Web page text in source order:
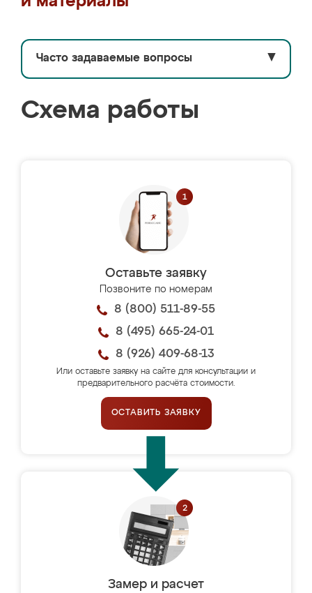
Часто задаваемые вопросы ▼
Схема работы
Оставьте заявку
Позвоните по номерам
8 (800) 511-89-55
8 (495) 665-24-01
8 (926) 409-68-13
Или оставьте заявку на сайте для консультации и
предварительного расчёта стоимости.
ОСТАВИТЬ ЗАЯВКУ
Замер и расчет